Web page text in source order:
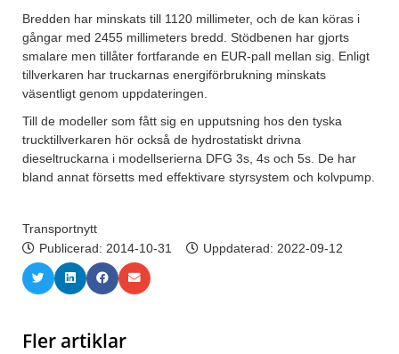
Bredden har minskats till 1120 millimeter, och de kan köras i
gångar med 2455 millimeters bredd. Stödbenen har gjorts
smalare men tillåter fortfarande en EUR-pall mellan sig. Enligt
tillverkaren har truckarnas energiförbrukning minskats
väsentligt genom uppdateringen.
Till de modeller som fått sig en upputsning hos den tyska
trucktillverkaren hör också de hydrostatiskt drivna
dieseltruckarna i modellserierna DFG 3s, 4s och 5s. De har
bland annat försetts med effektivare styrsystem och kolvpump.
Transportnytt
Publicerad: 2014-10-31 Uppdaterad: 2022-09-12
Fler artiklar